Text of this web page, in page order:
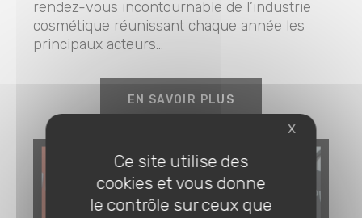
rendez-vous incontournable de l’industrie
cosmétique réunissant chaque année les
principaux acteurs...
EN SAVOIR PLUS
X
Ce site utilise des
cookies et vous donne
le contrôle sur ceux que